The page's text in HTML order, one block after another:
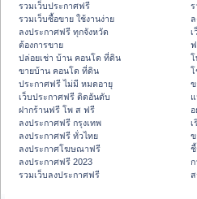
รวมเว็บประกาศฟรี
รวมเว็บซื้อขาย ใช้งานง่าย
ลงประกาศฟรี ทุกจังหวัด
ต้องการขาย
ปล่อยเช่า บ้าน คอนโด ที่ดิน
ขายบ้าน คอนโด ที่ดิน
ประกาศฟรี ไม่มี หมดอายุ
เว็บประกาศฟรี ติดอันดับ
ฝากร้านฟรี โพ ส ฟรี
ลงประกาศฟรี กรุงเทพ
ลงประกาศฟรี ทั่วไทย
ลงประกาศโฆษณาฟรี
ลงประกาศฟรี 2023
รวมเว็บลงประกาศฟรี
ร
เ
ฟ
โ
ข
เ
ข
ชี้
ก
ส